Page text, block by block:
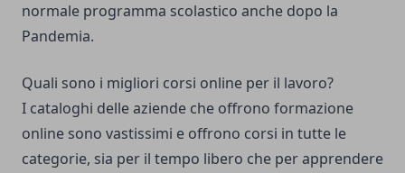
normale programma scolastico anche dopo la
Pandemia.
Quali sono i migliori corsi online per il lavoro?
I cataloghi delle aziende che offrono formazione
online sono vastissimi e offrono corsi in tutte le
categorie, sia per il tempo libero che per apprendere